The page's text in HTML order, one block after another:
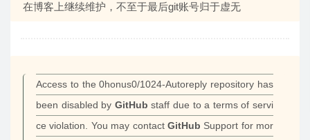
在博客上继续维护，不至于最后git账号归于虚无
Access to the 0honus0/1024-Autoreply repository has
been disabled by GitHub staff due to a terms of servi
ce violation. You may contact GitHub Support for mor